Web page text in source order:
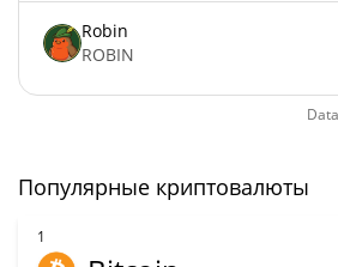
Robin
ROBIN
Популярные криптовалюты
1